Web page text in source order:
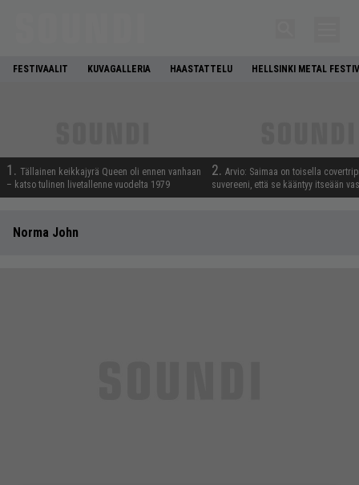
FESTIVAALIT KUVAGALLERIA HAASTATTELU HELLSINKI METAL
1. Tällainen keikkajyrä Queen oli ennen vanhaan
– katso tulinen livetallenne vuodelta 1979
2. Arvio: Saimaa on toisella
suvereeni, että se kääntyy itseään
Norma John